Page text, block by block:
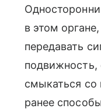
в этом
передавать
смыкаться со
ранее